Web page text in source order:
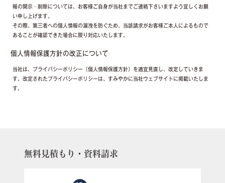
報の開示・削除については、お客様ご自身が当社までご連絡下さいますよう宜しくお願
い申し上げます。
その際、第三者への個人情報の漏洩を防ぐため、当該請求がお客様ご本人によるもので
あることが確認できた場合に限り対応いたします。
個人情報保護方針の改正について
当社は、プライバシーポリシー（個人情報保護方針）を適宜見直し、改定していきま
す。改定されたプライバシーポリシーは、すみやかに当社ウェブサイトに掲載いたしま
す。
無料見積もり・資料請求